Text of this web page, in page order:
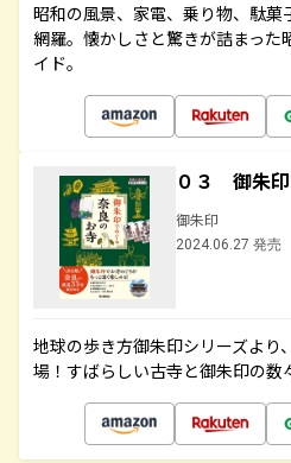
昭和の風景、家電、乗り物、駄
網羅。懐かしさと驚きが詰まっ
イド。
０３ 御朱印
御朱印
2024.06.27 発売
地球の歩き方御朱印シリーズより
場！すばらしい古寺と御朱印の数